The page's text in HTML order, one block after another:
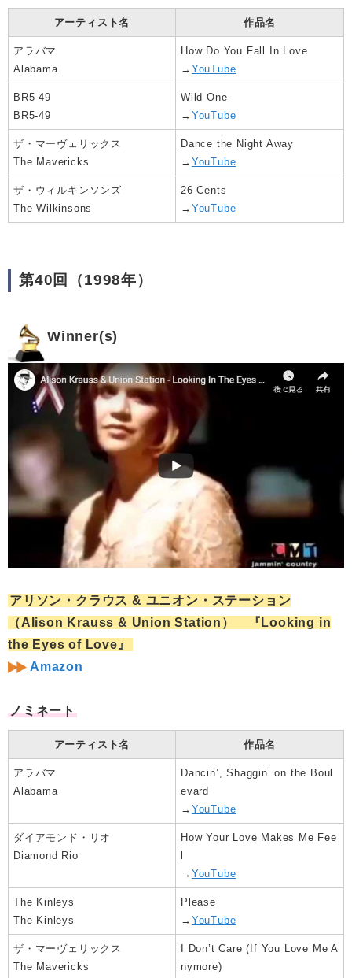
アーティスト名 作品名
アラバマ
Alabama
How Do You Fall In Love
→ YouTube
BR5-49
BR5-49
Wild One
→ YouTube
ザ・マーヴェリックス
The Mavericks
Dance the Night Away
→ YouTube
ザ・ウィルキンソンズ
The Wilkinsons
26 Cents
→ YouTube
第40回（1998年）
Winner(s)
アリソン・クラウス & ユニオン・ステーション
（Alison Krauss & Union Station） 『Looking in
the Eyes of Love』
Amazon
ノミネート
アーティスト名 作品名
アラバマ
Alabama
Dancin’, Shaggin’ on the Boul
evard
→ YouTube
ダイアモンド・リオ
Diamond Rio
How Your Love Makes Me Fee
l
→ YouTube
The Kinleys
The Kinleys
Please
→ YouTube
ザ・マーヴェリックス
The Mavericks
I Don’t Care (If You Love Me A
nymore)